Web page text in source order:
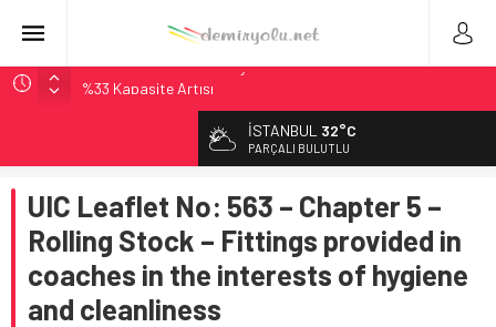
Madrid Atocha’da 56 Milyon Euro’luk Yenileme: Sol Tüneli
%33 Kapasite Artışı
České dráhy 101 Yaşındaki Buharlıyı Šumava Seferlerine
Brescia 426 Milyon Euro’luk Tramvay İnşaatına Başladı
Northern Railway Doğruladı: 308 Bin Rupiye Özel Vagonda
Puja
İSTANBUL 32°C
PARÇALI BULUTLU
UIC Leaflet No: 563 – Chapter 5 –
Rolling Stock – Fittings provided in
coaches in the interests of hygiene
and cleanliness